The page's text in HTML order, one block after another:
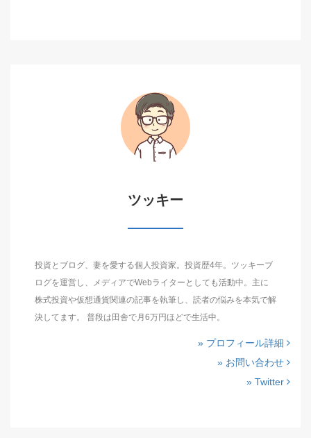
ツッキー
投資とブログ、妻を愛する個人投資家。投資歴4年。ツッキーブ
ログを運営し、メディアでWebライターとしても活動中。主に
株式投資や仮想通貨関連の記事を執筆し、読者の悩みを本気で解
決してます。 普段は田舎で月6万円ほどで生活中。
» プロフィール詳細
» お問い合わせ
» Twitter